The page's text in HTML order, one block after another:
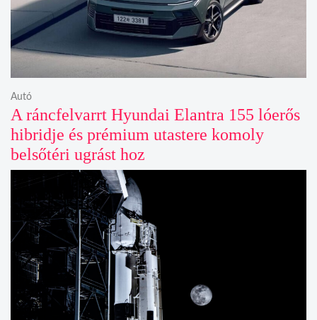
A ráncfelvarrt Hyundai Elantra 155 lóerős
hibridje és prémium utastere komoly
belsőtéri ugrást hoz
Autó